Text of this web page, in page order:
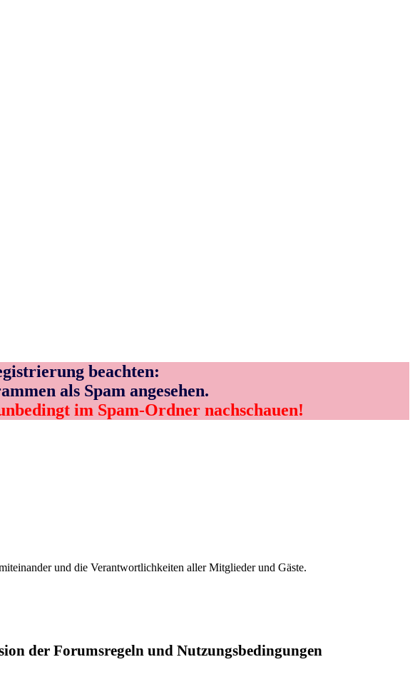
beachten:
als Spam angesehen.
im Spam-Ordner nachschauen!
und die Verantwortlichkeiten aller Mitglieder und Gäste.
der Forumsregeln und Nutzungsbedingungen